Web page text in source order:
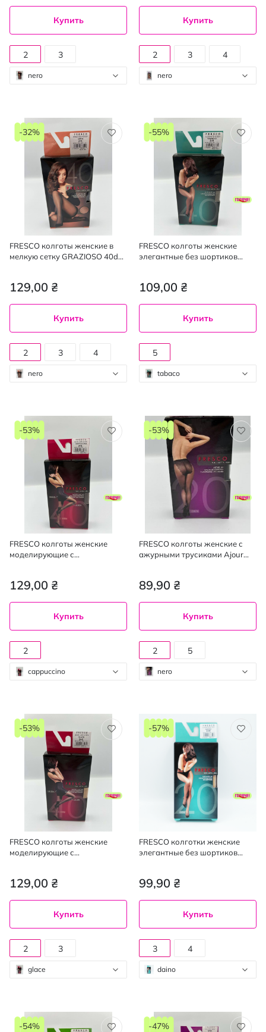
Купить
nero
2 3
Купить
nero
2 3 4
FRESCO колготы женские в
мелкую сетку GRAZIOSO 40den
129,00 ₴
-32%
Купить
nero
2 3 4
FRESCO колготы женские
элегантные без шортиков
109,00 ₴
-55%
Купить
tabaco
5
FRESCO колготы женские
моделирующие с
mini
129,00 ₴
-53%
Купить
cappuccino
2
FRESCO колготы женские с
ажурными трусиками Ajour
89,90 ₴
-53%
Купить
nero
2 5
FRESCO колготы женские
моделирующие с
129,00 ₴
-53%
Купить
glace
2 3
FRESCO колготки женские
элегантные без шортиков
99,90 ₴
-57%
Купить
daino
3 4
-54% -47%